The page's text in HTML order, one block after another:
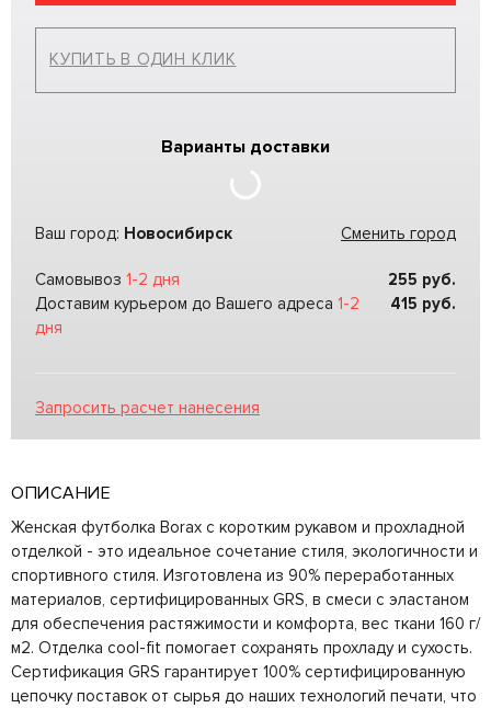
КУПИТЬ В ОДИН КЛИК
Варианты доставки
Ваш город: Новосибирск Сменить город
Самовывоз 1-2 дня 255 руб.
Доставим курьером до Вашего адреса 1-2
дня
415 руб.
Запросить расчет нанесения
ОПИСАНИЕ
Женская футболка Borax с коротким рукавом и прохладной
отделкой - это идеальное сочетание стиля, экологичности и
спортивного стиля. Изготовлена из 90% переработанных
материалов, сертифицированных GRS, в смеси с эластаном
для обеспечения растяжимости и комфорта, вес ткани 160 г/
м2. Отделка cool-fit помогает сохранять прохладу и сухость.
Сертификация GRS гарантирует 100% сертифицированную
цепочку поставок от сырья до наших технологий печати, что